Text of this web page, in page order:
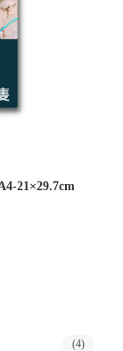
21×29.7cm
(4)